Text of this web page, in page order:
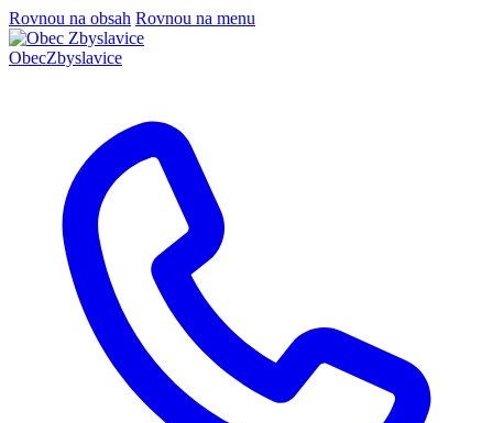
Rovnou na obsah Rovnou na menu
ObecZbyslavice